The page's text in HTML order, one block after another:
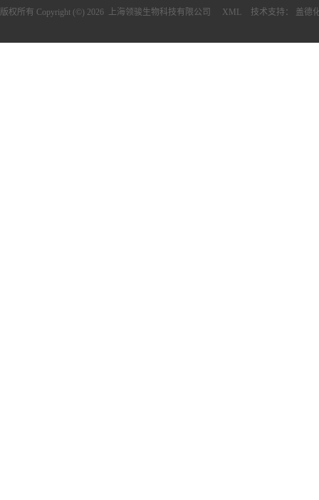
版权所有 Copyright (©) 2026 上海领骏生物科技有限公司 XML 技术支持： 盖德